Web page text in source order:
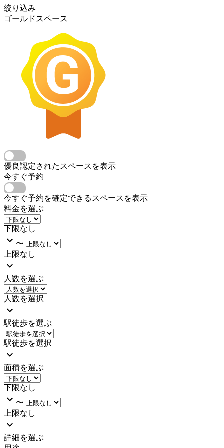
絞り込み
ゴールドスペース
優良認定されたスペースを表示
今すぐ予約
今すぐ予約を確定できるスペースを表示
料金を選ぶ
下限なし
〜
上限なし
人数を選ぶ
人数を選択
駅徒歩を選ぶ
駅徒歩を選択
面積を選ぶ
下限なし
〜
上限なし
詳細を選ぶ